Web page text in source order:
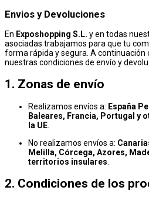
Envios y Devoluciones
En Exposhopping S.L. y en todas
asociadas trabajamos para que tu
forma rápida y segura. A continuación
nuestras condiciones de envío y
1. Zonas de envío
Realizamos envíos a: España
Baleares, Francia, Portugal y
la UE
No realizamos envíos a:
Melilla, Córcega, Azores,
territorios insulares
2. Condiciones de los